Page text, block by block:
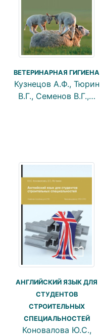
ВЕТЕРИНАРНАЯ ГИГИЕНА
Кузнецов А.Ф., Тюрин
В.Г., Семенов В.Г.,…
АНГЛИЙСКИЙ ЯЗЫК ДЛЯ
СТУДЕНТОВ
СТРОИТЕЛЬНЫХ
СПЕЦИАЛЬНОСТЕЙ
Коновалова Ю.С.,